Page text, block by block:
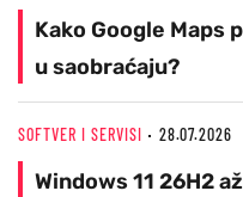
Kako Google Maps
u saobraćaju?
SOFTVER I SERVISI 28.07.2026
Windows 11 26H2